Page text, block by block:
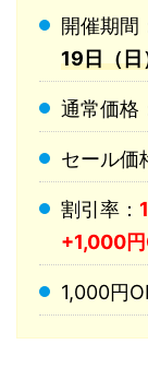
開催期間
19日（
通常価格
セール価
割引率：
+1,000円
1,000円